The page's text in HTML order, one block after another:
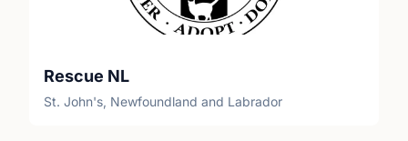
Rescue NL
St. John's, Newfoundland and Labrador